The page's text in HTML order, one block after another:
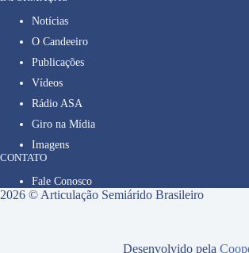
Notícias
O Candeeiro
Publicações
Vídeos
Rádio ASA
Giro na Mídia
Imagens
CONTATO
Fale Conosco
2026 © Articulação Semiárido Brasileiro
Desenvolvido pela